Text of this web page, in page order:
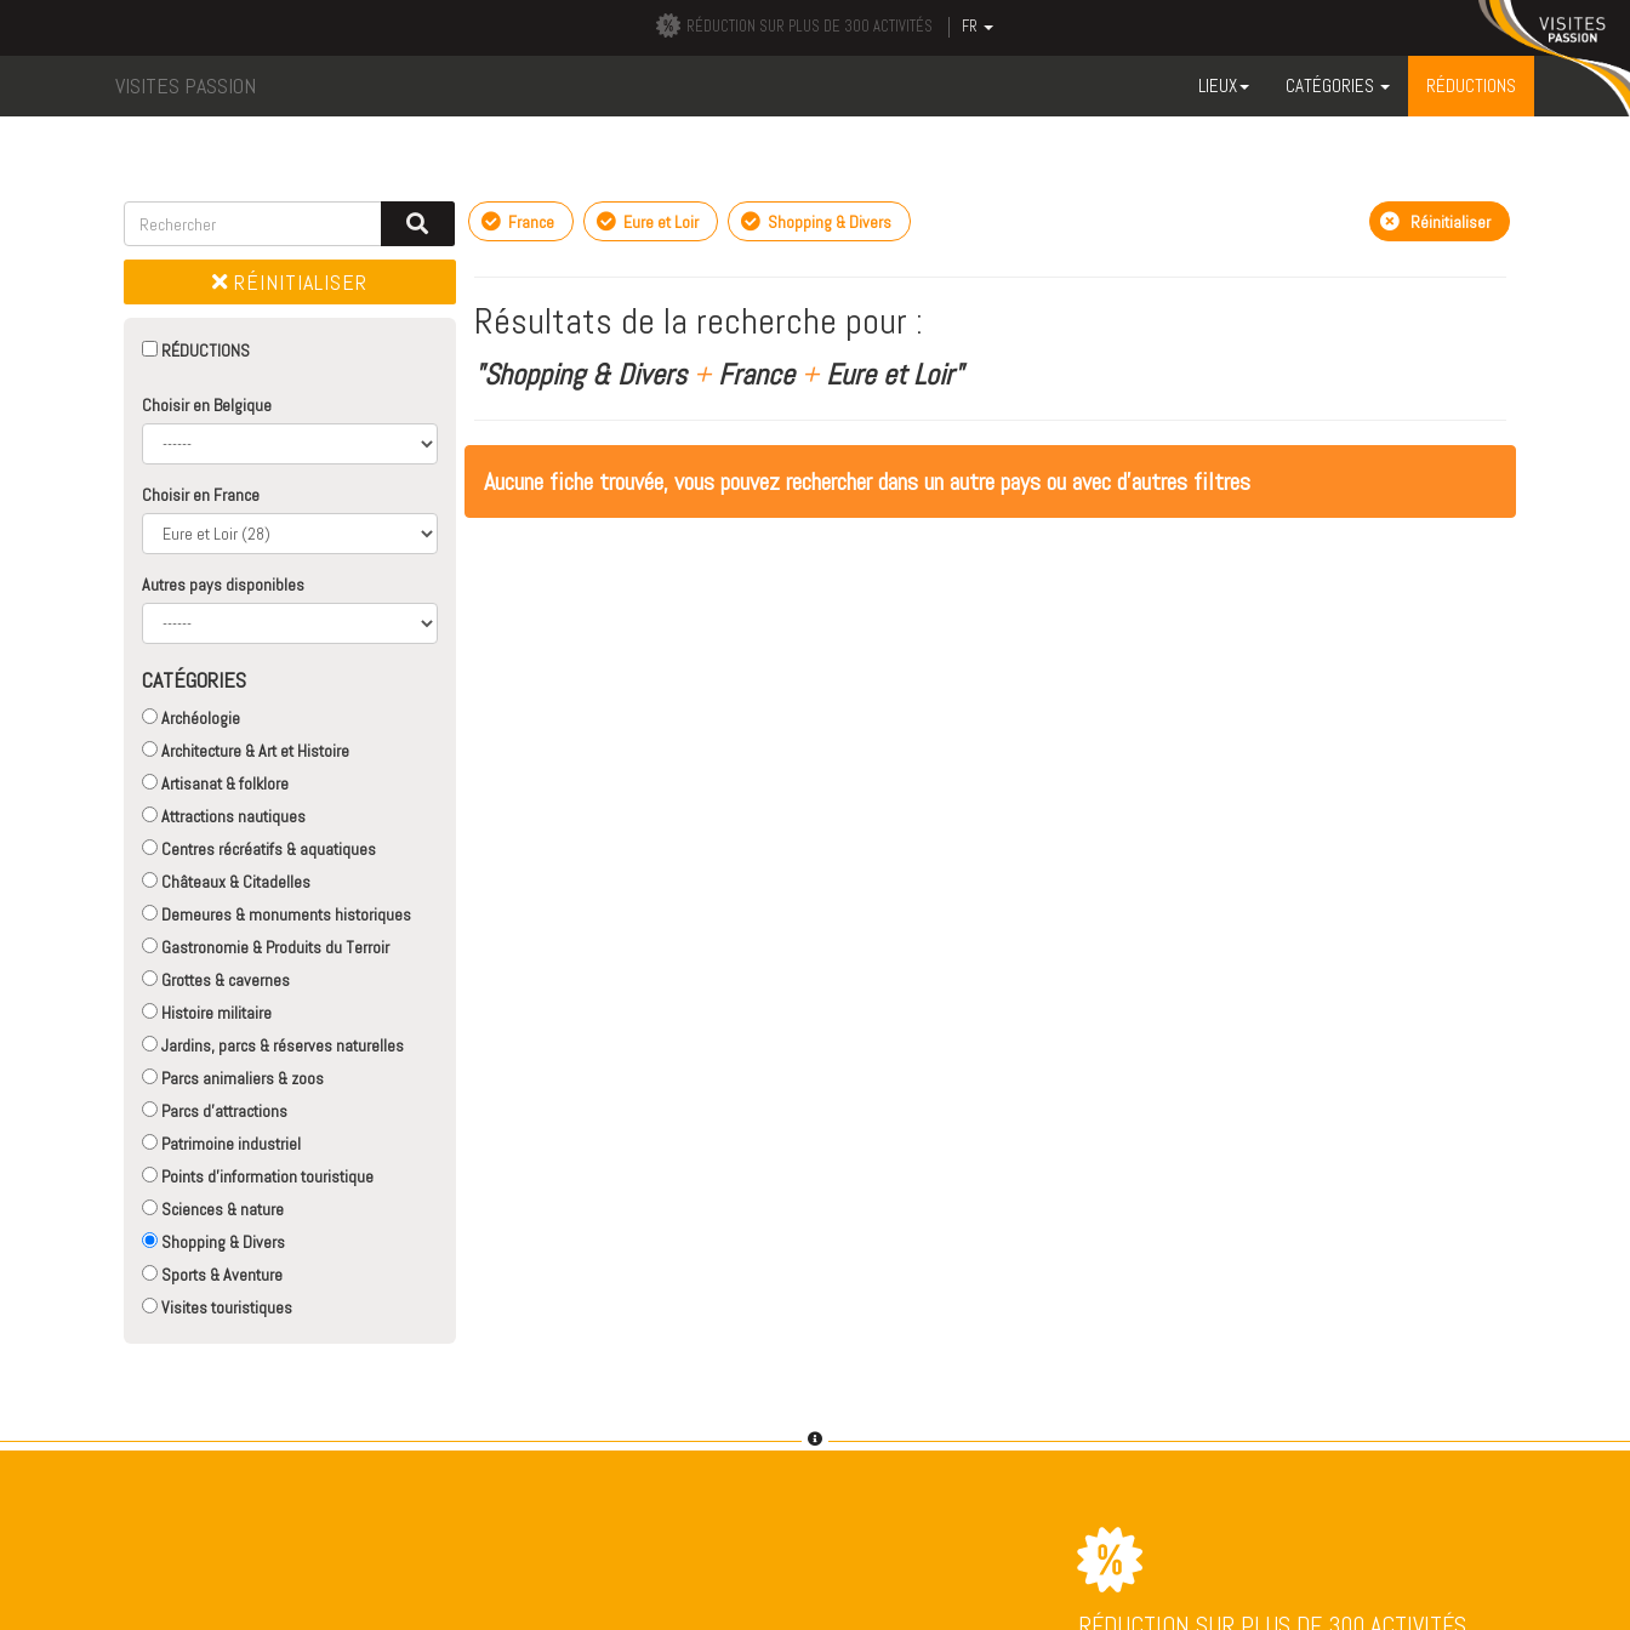
RÉDUCTION SUR PLUS DE 300 ACTIVITÉS FR
VISITES PASSION LIEUX CATÉGORIES RÉDUCTIONS
RÉINITIALISER
RÉDUCTIONS
Choisir en Belgique
Choisir en France
Autres pays disponibles
CATÉGORIES
Archéologie
Architecture & Art et Histoire
Artisanat & folklore
Attractions nautiques
Centres récréatifs & aquatiques
Châteaux & Citadelles
Demeures & monuments historiques
Gastronomie & Produits du Terroir
Grottes & cavernes
Histoire militaire
Jardins, parcs & réserves naturelles
Parcs animaliers & zoos
Parcs d'attractions
Patrimoine industriel
Points d'information touristique
Sciences & nature
Shopping & Divers
Sports & Aventure
Visites touristiques
France Eure et Loir Shopping & Divers Réinitialiser
Résultats de la recherche pour :
"Shopping & Divers +France +Eure et Loir"
Aucune fiche trouvée, vous pouvez rechercher dans un autre pays ou avec d'autres filtres